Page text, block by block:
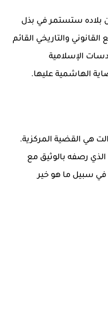
بلاده ستستمر في بذل
والتاريخي القائم
الإسلامية
الهاشمية عليها.
هي القضية المركزية.
رصفه بالوثيق مع
سبيل ما هو خير